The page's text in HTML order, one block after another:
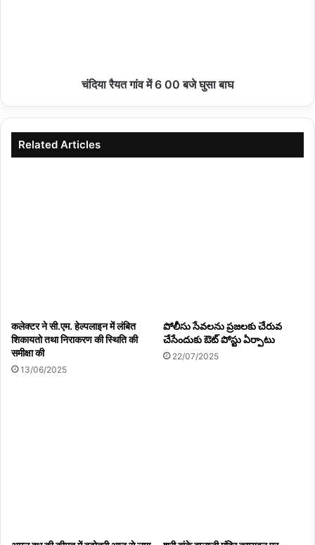
Copy URL
चंदिया रैयत गांव में 6 00 बजे घुसा बाघ
Related Articles
कलेक्टर ने सी.एम. हेल्पलाइन में लंबित
शिकायतो तथा निराकरण की स्थिति की
समीक्षा की
13/06/2025
పోలీసు సేవలను ప్రజలకు చేరువ
చేసేందుకు ఔట్ పోస్టు ఏర్పాటు
22/07/2025